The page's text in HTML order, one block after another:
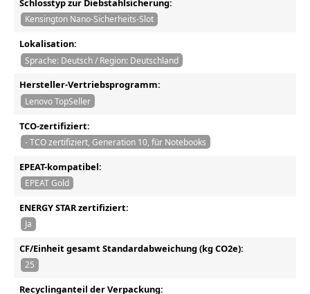
Schlosstyp zur Diebstahlsicherung:
Kensington Nano-Sicherheits-Slot
Lokalisation:
Sprache: Deutsch / Region: Deutschland
Hersteller-Vertriebsprogramm:
Lenovo TopSeller
TCO-zertifiziert:
- TCO zertifiziert, Generation 10, für Notebooks
EPEAT-kompatibel:
EPEAT Gold
ENERGY STAR zertifiziert:
Ja
CF/Einheit gesamt Standardabweichung (kg CO2e):
25
Recyclinganteil der Verpackung: